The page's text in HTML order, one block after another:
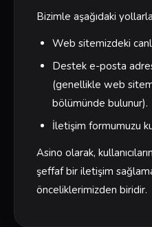
Bizimle aşağıdaki
Web sitemizdeki
Destek e-posta
(genellikle web
bölümünde bulunur).
İletişim formumuzu
Asino olarak,
şeffaf bir iletişim
önceliklerimizden biridir.